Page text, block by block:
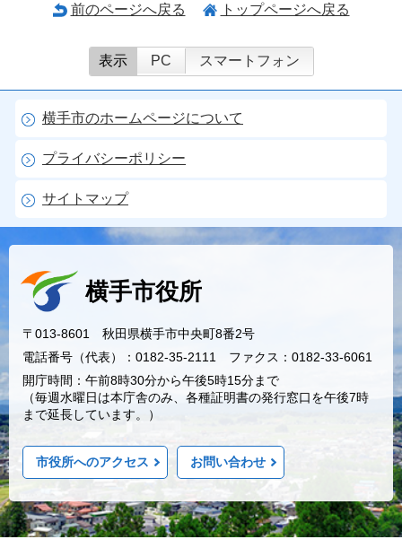
前のページへ戻る トップページへ戻る
表示 PC スマートフォン
横手市のホームページについて
プライバシーポリシー
サイトマップ
横手市役所
〒013-8601 秋田県横手市中央町8番2号
電話番号（代表）：0182-35-2111 ファクス：0182-33-6061
開庁時間：午前8時30分から午後5時15分まで
（毎週水曜日は本庁舎のみ、各種証明書の発行窓口を午後7時
まで延長しています。）
市役所へのアクセス お問い合わせ